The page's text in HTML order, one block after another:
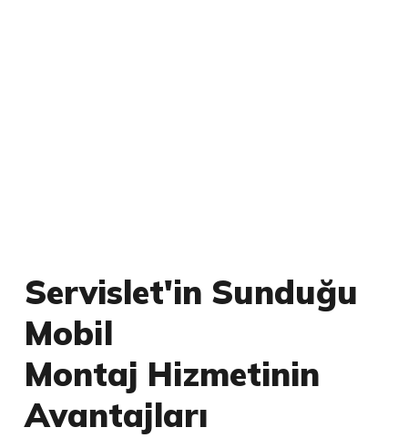
Servislet'in Sunduğu
Mobil
Montaj Hizmetinin
Avantajları